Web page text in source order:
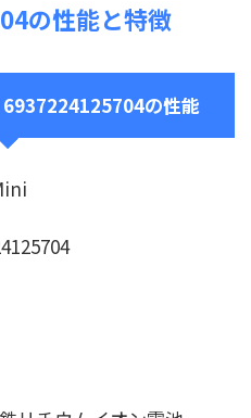
の性能と特徴
の性能